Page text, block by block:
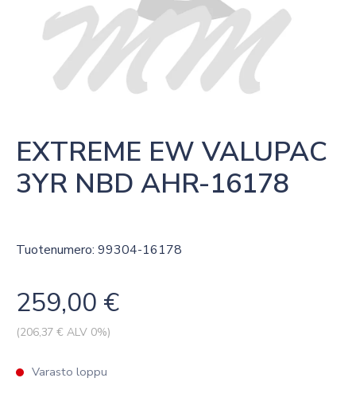
EXTREME EW VALUPAC
3YR NBD AHR-16178
Tuotenumero: 99304-16178
259,00 €
(206,37 € ALV 0%)
Varasto loppu